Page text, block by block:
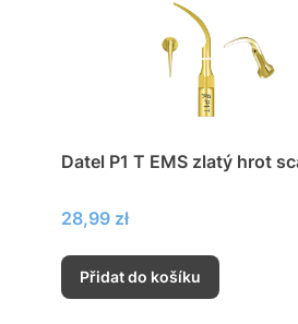
Datel P1 T EMS zlatý hrot
Cena
28,99 zł
Přidat do košíku